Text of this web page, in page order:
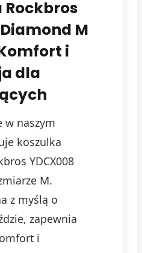
Rockbros
M
i
dla
w naszym
koszulka
YDCX008
M.
z myślą o
zapewnia
i